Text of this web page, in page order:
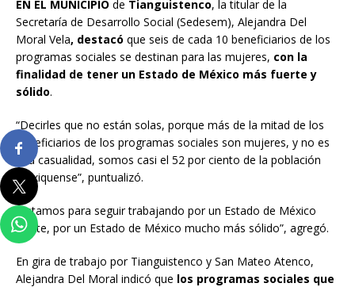
EN EL MUNICIPIO de Tianguistenco, la titular de la
Secretaría de Desarrollo Social (Sedesem), Alejandra Del
Moral Vela, destacó que seis de cada 10 beneficiarios de los
programas sociales se destinan para las mujeres, con la
finalidad de tener un Estado de México más fuerte y
sólido.
“Decirles que no están solas, porque más de la mitad de los
beneficiarios de los programas sociales son mujeres, y no es
una casualidad, somos casi el 52 por ciento de la población
mexiquense”, puntualizó.
“Estamos para seguir trabajando por un Estado de México
fuerte, por un Estado de México mucho más sólido”, agregó.
En gira de trabajo por Tianguistenco y San Mateo Atenco,
Alejandra Del Moral indicó que los programas sociales que